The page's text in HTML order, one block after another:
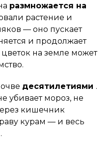
размножается на
растение и
— оно пускает
и продолжает
на земле может
десятилетиями .
убивает мороз, не
кишечник
курам — и весь